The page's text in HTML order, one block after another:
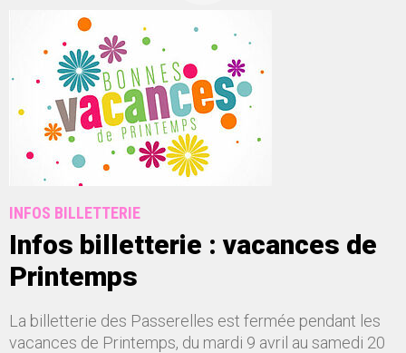
INFOS BILLETTERIE
Infos billetterie : vacances de
Printemps
La billetterie des Passerelles est fermée pendant les
vacances de Printemps, du mardi 9 avril au samedi 20